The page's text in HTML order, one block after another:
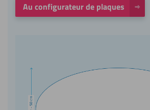
Au configurateur de plaques